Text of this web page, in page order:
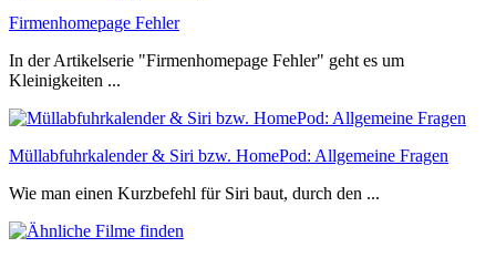
Firmenhomepage Fehler
In der Artikelserie "Firmenhomepage Fehler" geht es um
Kleinigkeiten ...
Müllabfuhrkalender & Siri bzw. HomePod: Allgemeine Fragen
Wie man einen Kurzbefehl für Siri baut, durch den ...